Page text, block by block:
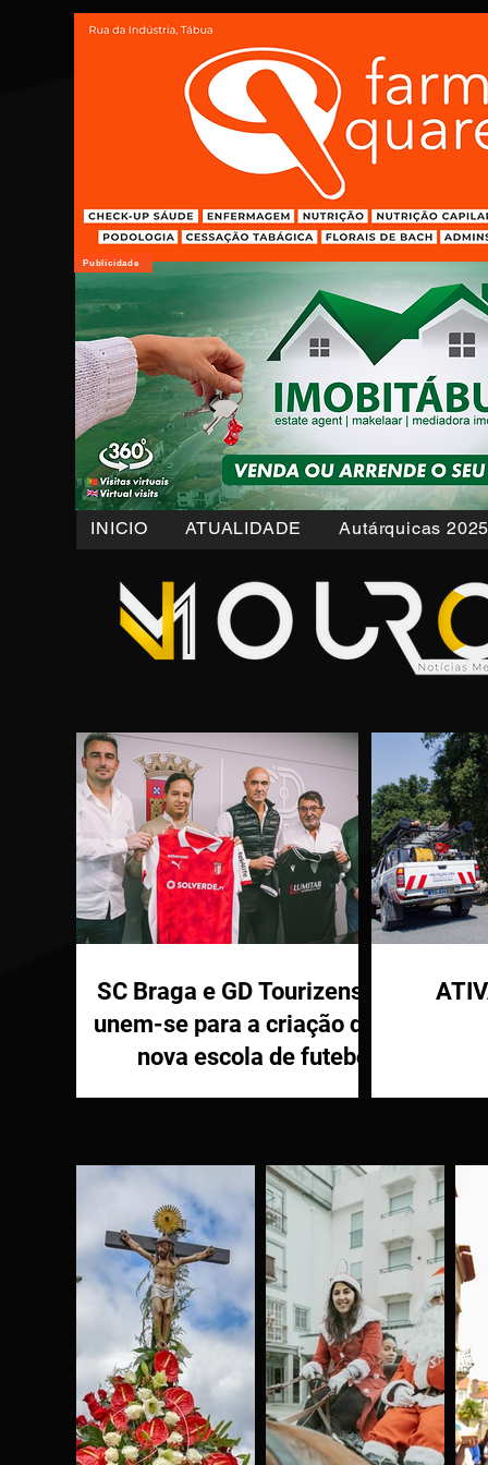
INICIO ATUALIDADE Autárquicas 2025
Publicidade
SC Braga e GD Tourizense
unem-se para a criação de
nova escola de futebol